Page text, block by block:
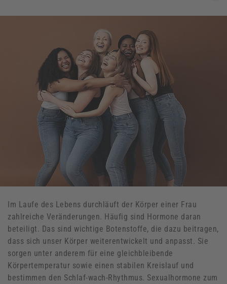
Im Laufe des Lebens durchläuft der Körper einer Frau
zahlreiche Veränderungen. Häufig sind Hormone daran
beteiligt. Das sind wichtige Botenstoffe, die dazu beitragen,
dass sich unser Körper weiterentwickelt und anpasst. Sie
sorgen unter anderem für eine gleichbleibende
Körpertemperatur sowie einen stabilen Kreislauf und
bestimmen den Schlaf-wach-Rhythmus. Sexualhormone zum